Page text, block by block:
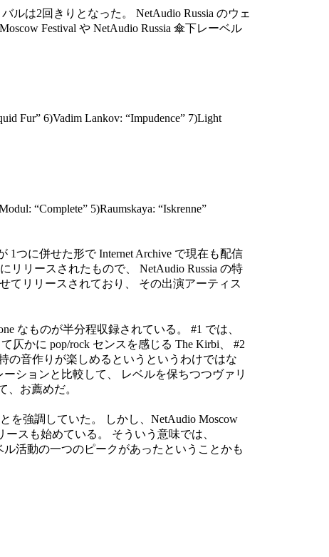
ルは2回きりとなった。 NetAudio Russia のウェ
Festival や NetAudio Russia 傘下レーベル
Fur” 6)Vadim Lankov: “Impudence” 7)Light
“Complete” 5)Raumskaya: “Iskrenne”
1つに併せた形で Internet Archive で現在も配信
リリースされたもので、 NetAudio Russia の特
てリリースされており、 その出演アーティス
なものが半分程収録されている。 #1 では、
仄かに pop/rock センスを感じる The Kirbi、 #2
の音作りが楽しめるというというわけではな
ションと比較して、 レベルを保ちつつヴァリ
、お薦めだ。
を強調していた。 しかし、NetAudio Moscow
ースも始めている。 そういう意味では、
ル活動の一つのピークがあったということかも